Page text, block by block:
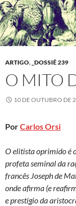
ARTIGO, _DOSSIÊ 239
O MITO
10 DE OUTUBRO DE
PorCarlos Orsi
O elitista oprimido é
profeta seminal da
francês Joseph de
onde afirma (e
e prestígio da